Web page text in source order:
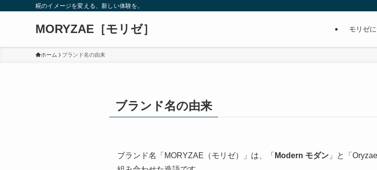
糀のイメージを変える、新しい体験を。
MORYZAE［モリゼ］ モリゼ
ホーム ブランド名の由来
ブランド名の由来
ブランド名「MORYZAE（モリゼ）」は、「 Modern モダン 」と「